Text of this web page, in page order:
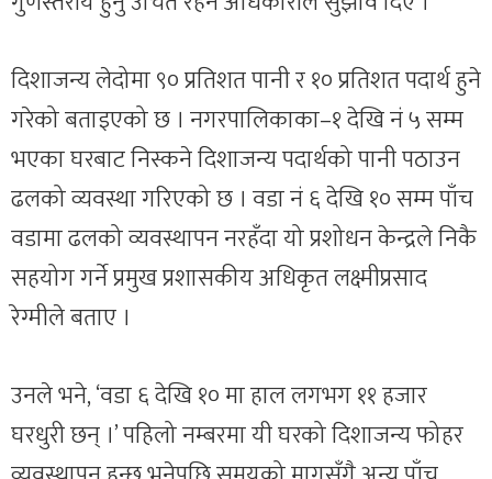
दिशाजन्य लेदोमा ९० प्रतिशत पानी र १० प्रतिशत पदार्थ हुने
गरेको बताइएको छ । नगरपालिकाका–१ देखि नं ५ सम्म
भएका घरबाट निस्कने दिशाजन्य पदार्थको पानी पठाउन
ढलको व्यवस्था गरिएको छ । वडा नं ६ देखि १० सम्म पाँच
वडामा ढलको व्यवस्थापन नरहँदा यो प्रशोधन केन्द्रले निकै
सहयोग गर्ने प्रमुख प्रशासकीय अधिकृत लक्ष्मीप्रसाद
रेग्मीले बताए ।
उनले भने, ‘वडा ६ देखि १० मा हाल लगभग ११ हजार
घरधुरी छन् ।’ पहिलो नम्बरमा यी घरको दिशाजन्य फोहर